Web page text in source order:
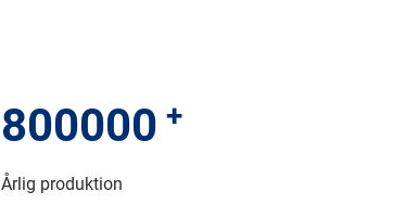
800000 +
Årlig produktion